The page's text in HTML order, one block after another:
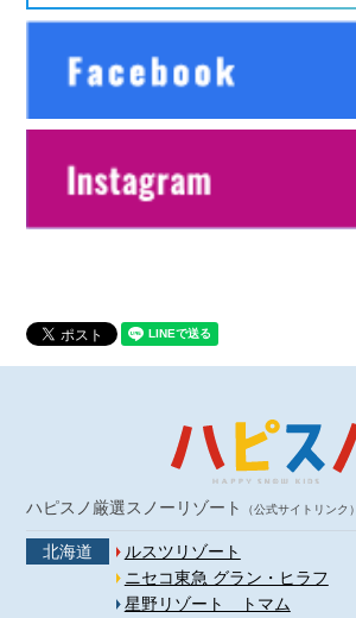
ハピスノ厳選スノーリゾート （公式サイトリンク）
北海道
ルスツリゾート
ニセコ東急 グラン・ヒラフ
星野リゾート トマム